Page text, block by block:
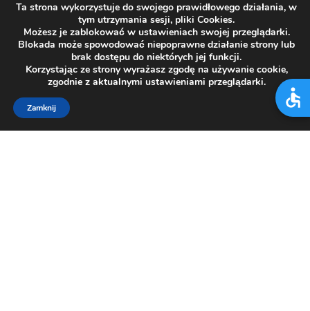
Ta strona wykorzystuje do swojego prawidłowego działania, w
tym utrzymania sesji, pliki Cookies.
Możesz je zablokować w ustawieniach swojej przeglądarki.
Blokada może spowodować niepoprawne działanie strony lub
brak dostępu do niektórych jej funkcji.
Korzystając ze strony wyrażasz zgodę na używanie cookie,
zgodnie z aktualnymi ustawieniami przeglądarki.
Zamknij